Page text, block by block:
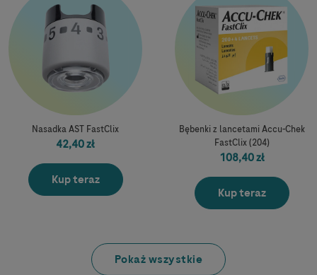
Nasadka AST FastClix
42,40 zł
Kup teraz
Bębenki z lancetami Accu-Chek
FastClix (204)
108,40 zł
Kup teraz
Pokaż wszystkie